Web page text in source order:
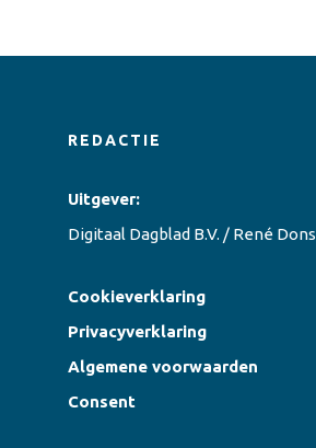
REDACTIE
Uitgever:
Digitaal Dagblad B.V. / René Dons
Cookieverklaring
Privacyverklaring
Algemene voorwaarden
Consent